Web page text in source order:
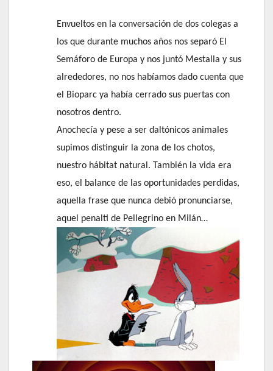
Envueltos en la conversación de dos colegas a
los que durante muchos años nos separó El
Semáforo de Europa y nos juntó Mestalla y sus
alrededores, no nos habíamos dado cuenta que
el Bioparc ya había cerrado sus puertas con
nosotros dentro.
Anochecía y pese a ser daltónicos animales
supimos distinguir la zona de los chotos,
nuestro hábitat natural. También la vida era
eso, el balance de las oportunidades perdidas,
aquella frase que nunca debió pronunciarse,
aquel penalti de Pellegrino en Milán…